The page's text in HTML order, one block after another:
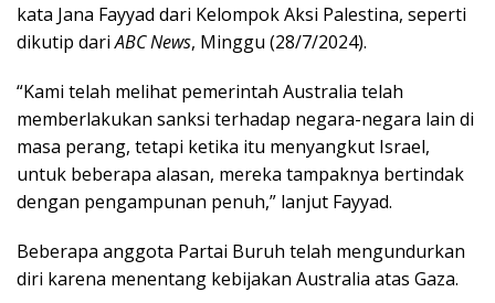
kata Jana Fayyad dari Kelompok Aksi Palestina, seperti
dikutip dariABC News, Minggu (28/7/2024).
“Kami telah melihat pemerintah Australia telah
memberlakukan sanksi terhadap negara-negara lain di
masa perang, tetapi ketika itu menyangkut Israel,
untuk beberapa alasan, mereka tampaknya bertindak
dengan pengampunan penuh,” lanjut Fayyad.
Beberapa anggota Partai Buruh telah mengundurkan
diri karena menentang kebijakan Australia atas Gaza.